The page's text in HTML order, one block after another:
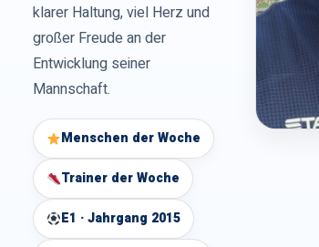
klarer Haltung, viel Herz und
großer Freude an der
Entwicklung seiner
Mannschaft.
Menschen der Woche
Trainer der Woche
E1 · Jahrgang 2015